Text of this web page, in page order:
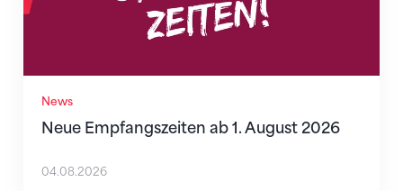
News
Neue Empfangszeiten ab 1. August 2026
04.08.2026